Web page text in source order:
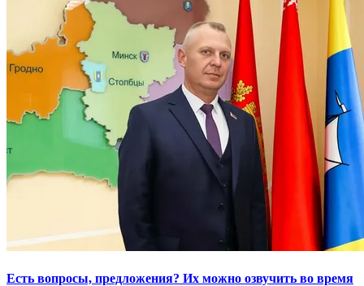
Есть вопросы, предложения? Их можно озвучить во время